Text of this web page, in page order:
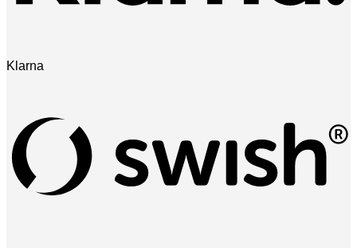
Klarna